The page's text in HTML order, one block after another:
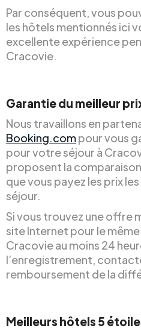
Par conséquent, vous
les hôtels mentionnés ici
excellente expérience
Cracovie.
Garantie du meilleur
Nous travaillons en
Booking.compour vous
pour votre séjour à
proposent la
que vous payez les prix
séjour.
Si vous trouvez une offre
site Internet pour le
Cracovie au moins 24
l’enregistrement,
remboursement de la
Meilleurs hôtels 5